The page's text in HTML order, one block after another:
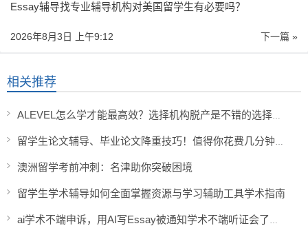
Essay辅导找专业辅导机构对美国留学生有必要吗？
下一篇 »
2026年8月3日 上午9:12
相关推荐
ALEVEL怎么学才能最高效？选择机构脱产是不错的选择吗？学籍怎么办？大学承认吗？
留学生论文辅导、毕业论文降重技巧！值得你花费几分钟看看
澳洲留学考前冲刺：名津助你突破困境
留学生学术辅导如何全面掌握资源与学习辅助工具学术指南
ai学术不端申诉，用AI写Essay被通知学术不端听证会了怎么办？